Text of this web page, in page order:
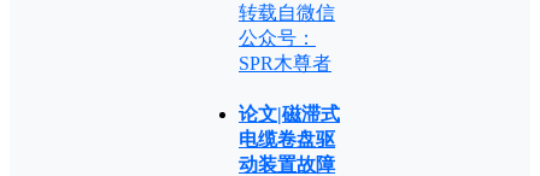
转载自微信
公众号：
SPR木尊者
论文|磁滞式
电缆卷盘驱
动装置故障